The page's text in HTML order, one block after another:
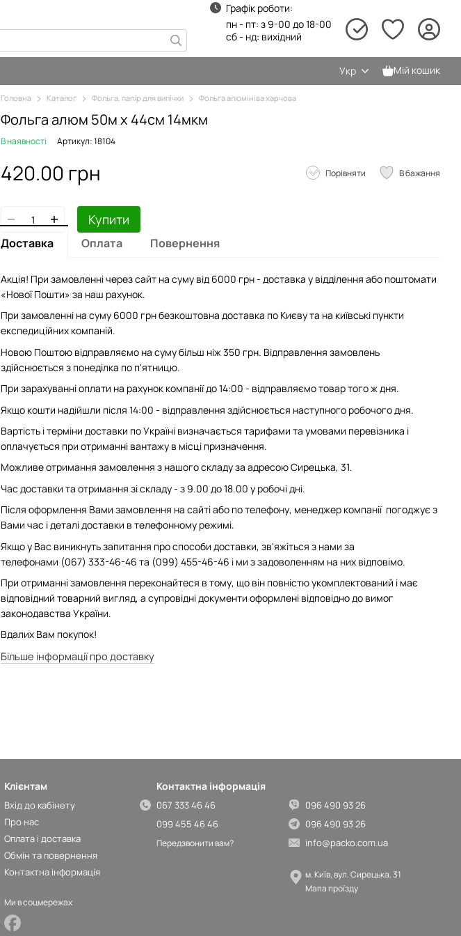
Графік роботи:
пн - пт: з 9-00 до 18-00
сб - нд: вихідний
Укр Мій кошик
Головна Каталог Фольга, папір для випічки Фольга алюмініва харчова
Фольга алюм 50м х 44см 14мкм
В наявності Артикул: 18104
420.00 грн Порівняти В бажання
Купити
Доставка Оплата Повернення
Акція! При замовленні через сайт на суму від 6000 грн - доставка у відділення або поштомати
«Нової Пошти» за наш рахунок.
При замовленні на суму 6000 грн безкоштовна доставка по Києву та на київські пункти
експедиційних компаній.
Новою Поштою відправляємо на суму більш ніж 350 грн. Відправлення замовлень
здійснюється з понеділка по п'ятницю.
При зарахуванні оплати на рахунок компанії до 14:00 - відправляємо товар того ж дня.
Якщо кошти надійшли після 14:00 - відправлення здійснюється наступного робочого дня.
Вартість і терміни доставки по Україні визначається тарифами та умовами перевізника і
оплачується при отриманні вантажу в місці призначення.
Можливе отримання замовлення з нашого складу за адресою Сирецька, 31.
Час доставки та отримання зі складу - з 9.00 до 18.00 у робочі дні.
Після оформлення Вами замовлення на сайті або по телефону, менеджер компанії погоджує з
Вами час і деталі доставки в телефонному режимі.
Якщо у Вас виникнуть запитання про способи доставки, зв'яжіться з нами за
телефонами (067) 333-46-46 та (099) 455-46-46 і ми з задоволенням на них відповімо.
При отриманні замовлення переконайтеся в тому, що він повністю укомплектований і має
відповідний товарний вигляд, а супровідні документи оформлені відповідно до вимог
законодавства України.
Вдалих Вам покупок!
Більше інформації про доставку
Клієнтам
Вхід до кабінету
Про нас
Оплата і доставка
Обмін та повернення
Контактна інформація
Ми в соцмережах
Контактна інформація
067 333 46 46
099 455 46 46
Передзвонити вам?
096 490 93 26
096 490 93 26
info@packo.com.ua
м. Київ, вул. Сирецька, 31
Мапа проїзду